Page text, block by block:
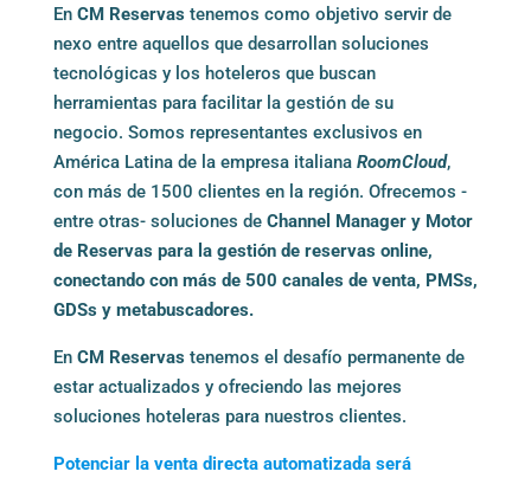
En CM Reservastenemos como objetivo servir de
nexo entre aquellos que desarrollan soluciones
tecnológicas y los hoteleros que buscan
herramientas para facilitar la gestión de su
negocio. Somos representantes exclusivos en
América Latina de la empresa italiana RoomCloud,
con más de 1500 clientes en la región. Ofrecemos -
entre otras- soluciones de Channel Manager y Motor
de Reservas para la gestión de reservas online,
conectando con más de 500 canales de venta, PMSs,
GDSs y metabuscadores.
En CM Reservastenemos el desafío permanente de
estar actualizados y ofreciendo las mejores
soluciones hoteleras para nuestros clientes.
Potenciarla venta directa automatizada será